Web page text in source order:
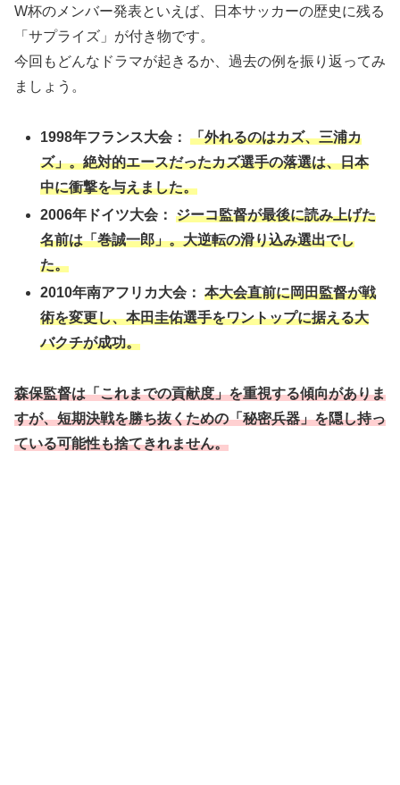
W杯のメンバー発表といえば、日本サッカーの歴史に残る
「サプライズ」が付き物です。
今回もどんなドラマが起きるか、過去の例を振り返ってみ
ましょう。
1998年フランス大会： 「外れるのはカズ、三浦カ
ズ」。絶対的エースだったカズ選手の落選は、日本
中に衝撃を与えました。
2006年ドイツ大会： ジーコ監督が最後に読み上げた
名前は「巻誠一郎」。大逆転の滑り込み選出でし
た。
2010年南アフリカ大会： 本大会直前に岡田監督が戦
術を変更し、本田圭佑選手をワントップに据える大
バクチが成功。
森保監督は「これまでの貢献度」を重視する傾向がありま
すが、短期決戦を勝ち抜くための「秘密兵器」を隠し持っ
ている可能性も捨てきれません。